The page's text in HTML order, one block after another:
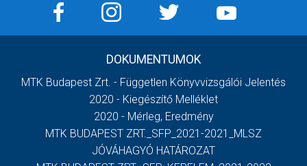
DOKUMENTUMOK
MTK Budapest Zrt. - Független Könyvvizsgálói Jelentés
2020 - Kiegészítő Melléklet
2020 - Mérleg, Eredmény
MTK BUDAPEST ZRT._SFP_2021-2021_MLSZ
JÓVÁHAGYÓ HATÁROZAT